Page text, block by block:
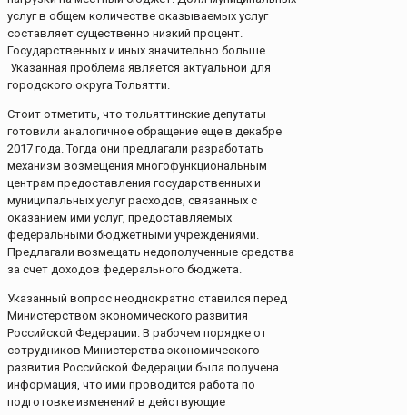
услуг в общем количестве оказываемых услуг
составляет существенно низкий процент.
Государственных и иных значительно больше.
Указанная проблема является актуальной для
городского округа Тольятти.
Стоит отметить, что тольяттинские депутаты
готовили аналогичное обращение еще в декабре
2017 года. Тогда они предлагали разработать
механизм возмещения многофункциональным
центрам предоставления государственных и
муниципальных услуг расходов, связанных с
оказанием ими услуг, предоставляемых
федеральными бюджетными учреждениями.
Предлагали возмещать недополученные средства
за счет доходов федерального бюджета.
Указанный вопрос неоднократно ставился перед
Министерством экономического развития
Российской Федерации. В рабочем порядке от
сотрудников Министерства экономического
развития Российской Федерации была получена
информация, что ими проводится работа по
подготовке изменений в действующие